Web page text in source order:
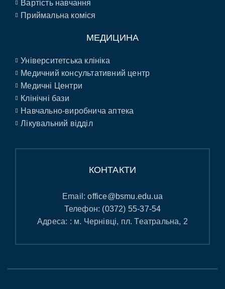
Вартість навчання
Приймальна коміся
МЕДИЦИНА
Університетська клініка
Медичний консультативний центр
Медичні Центри
Клінічні бази
Навчально-виробнича аптека
Лікувальний відділ
КОНТАКТИ
Email:office@bsmu.edu.ua
Телефон: (0372) 55-37-54
Адреса: : м. Чернівці, пл. Театральна, 2